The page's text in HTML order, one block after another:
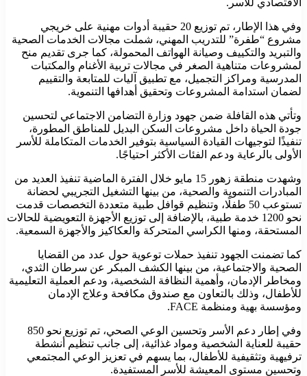
وفي هذا الإطار، تم توزيع 20 حقيبة أدوات مهنية على خريجي
مشروع “طفرة” للتدريب المهني، شملت مجالات الخدمات الصحية
والتبريد والتكييف وصيانة الهواتف المحمولة، كما جرى تقديم منح
لمشروعات متناهية الصغر في مجالات تربية الأغنام والمكتبات
المدرسية ومراكز التجميل، مع تطبيق آليات للمتابعة والتقييم
لضمان استدامة المشروعات وتحقيق أهدافها التنموية.
وتأتي هذه القافلة ضمن جهود وزارة التضامن الاجتماعي لتحسين
جودة الحياة داخل مشروعات السكن البديل للمناطق المطورة،
تنفيذًا لتوجيهات القيادة السياسية بتوفير الخدمات المتكاملة للأسر
الأولى بالرعاية ودعم الفئات الأكثر احتياجًا.
وشهدت منطقة زهور 15 مايو خلال الفترة الماضية تنفيذ العديد من
المبادرات التنموية والصحية، من بينها التشغيل التجريبي لحضانة
تستوعب 50 طفلًا، وتنظيم قوافل طبية متعددة التخصصات قدمت
نحو 1200 خدمة طبية، بالإضافة إلى توزيع الأجهزة التعويضية للحالات
المستحقة، ومنها الكراسي المتحركة والعكاكيز والأجهزة السمعية.
كما تضمنت الجهود تنفيذ حملات توعوية حول عدد من القضايا
الصحية والاجتماعية، من بينها الكشف المبكر عن سرطان الثدي،
ومخاطر الإدمان، وأهمية النظافة الشخصية، ودعم العملية التعليمية
للأطفال، وذلك بالتعاون مع صندوق مكافحة وعلاج الإدمان
ومؤسسة بهية ومنظمة FACE.
وفي إطار دعم الأسر وتحسين الوعي الصحي، تم توزيع نحو 850
حقيبة للعناية الشخصية ومواد غذائية، إلى جانب تنظيم أنشطة
ترفيهية وتثقيفية للأطفال، بما يسهم في تعزيز الوعي المجتمعي
وتحسين مستوى المعيشة للأسر المستفيدة.